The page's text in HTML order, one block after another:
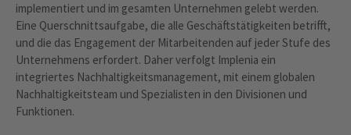
implementiert und im gesamten Unternehmen gelebt werden.
Eine Querschnittsaufgabe, die alle Geschäftstätigkeiten betrifft,
und die das Engagement der Mitarbeitenden auf jeder Stufe des
Unternehmens erfordert. Daher verfolgt Implenia ein
integriertes Nachhaltigkeitsmanagement, mit einem globalen
Nachhaltigkeitsteam und Spezialisten in den Divisionen und
Funktionen.